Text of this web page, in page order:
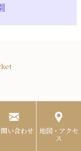
い合わせ 地図・アクセ
ス